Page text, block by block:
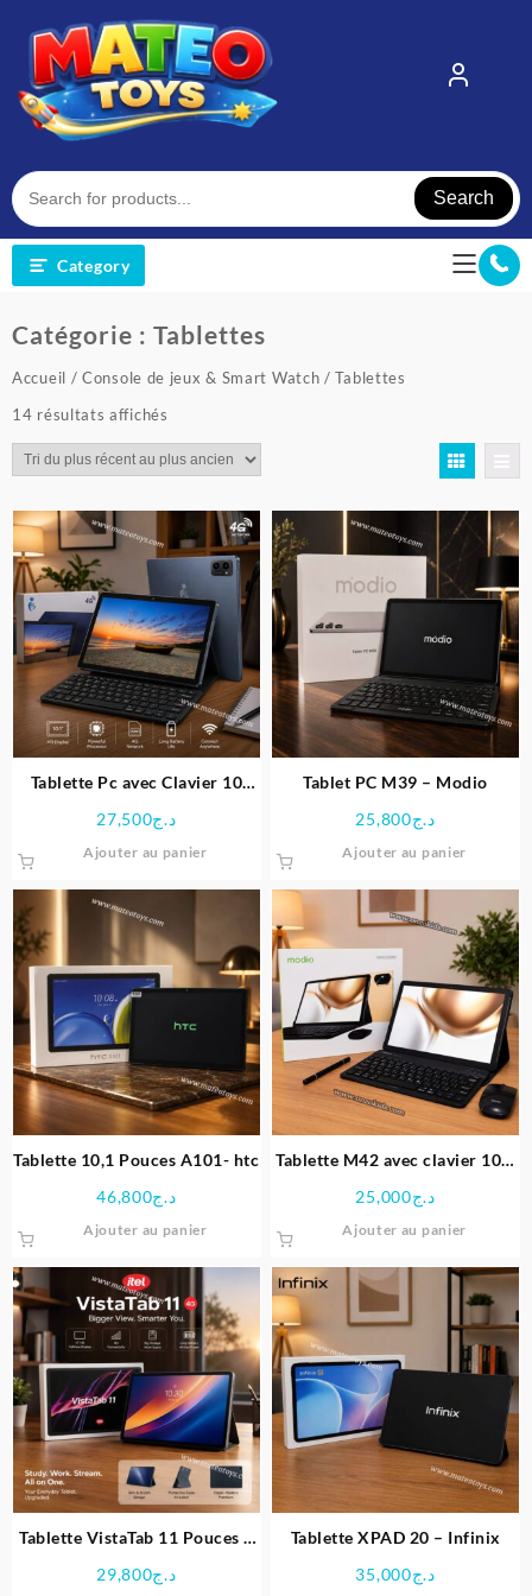
content
Search
Category
Catégorie : Tablettes
Accueil /Console de jeux & Smart Watch / Tablettes
14 résultats affichés
du
plus
au
plus
ancien
Tablette Pc avec Clavier 10
د.ج27,500
Ajouter au panier
Tablet PC M39 – Modio
د.ج25,800
Ajouter au panier
Tablette 10,1 Pouces A101- htc
د.ج46,800
Ajouter au panier
Tablette M42 avec clavier 10.1
د.ج25,000
Ajouter au panier
Tablette VistaTab 11 Pouces –
د.ج29,800
Tablette XPAD 20 – Infinix
د.ج35,000